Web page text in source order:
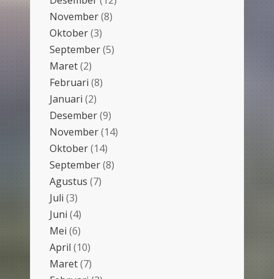
November(8)
Oktober(3)
September(5)
Maret(2)
Februari (8)
Januari (2)
Desember(9)
November(14)
Oktober(14)
September(8)
Agustus (7)
Juli (3)
Juni (4)
Mei (6)
April (10)
Maret(7)